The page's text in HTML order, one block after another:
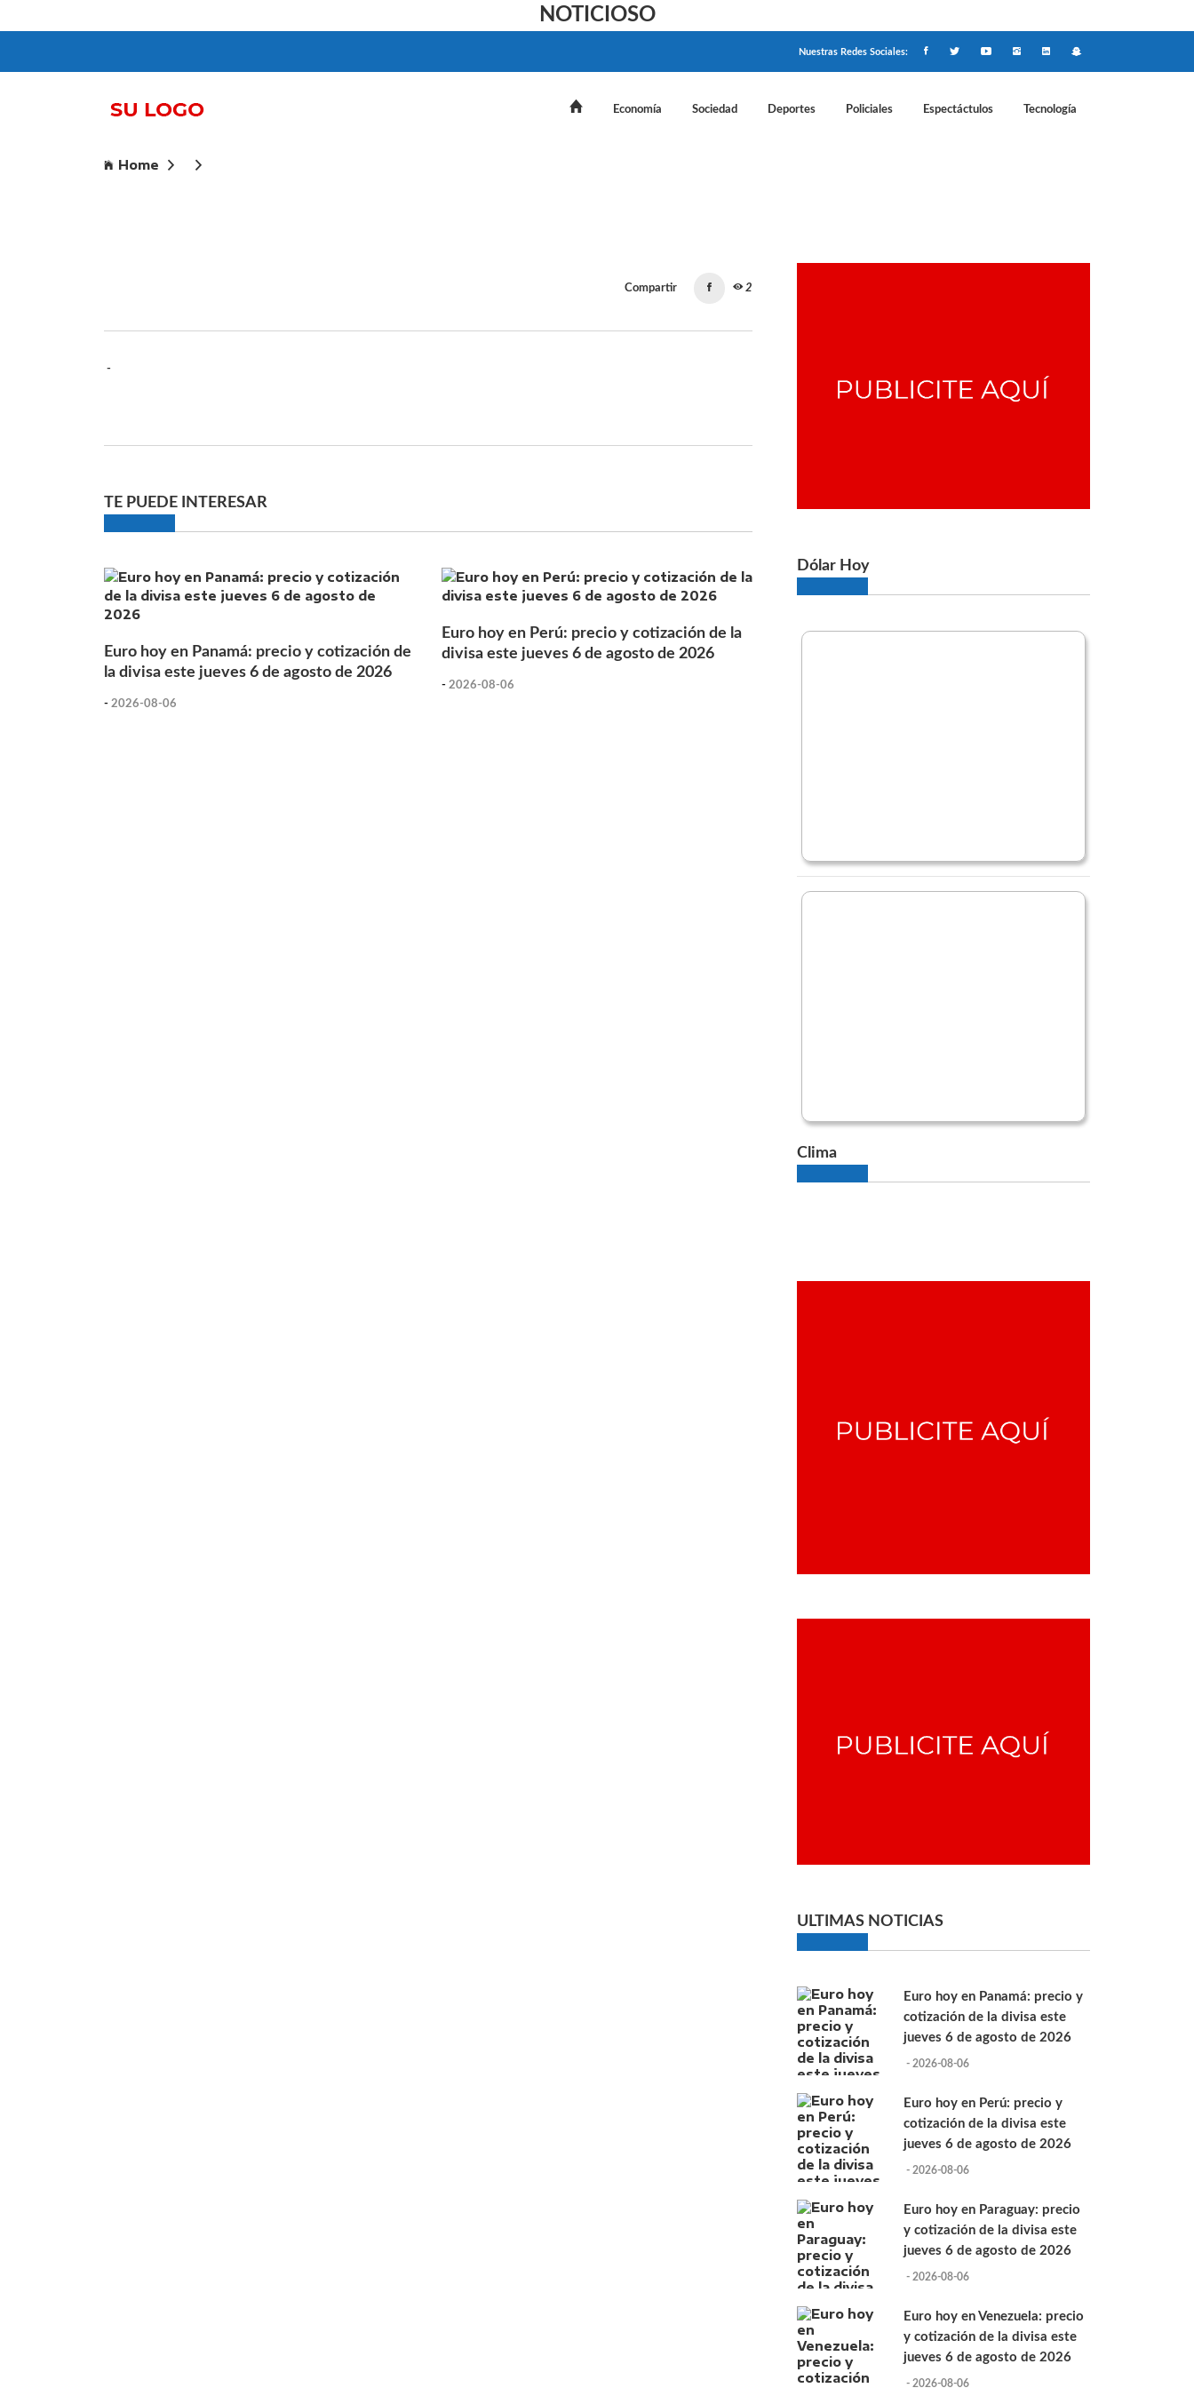
NOTICIOSO
Nuestras Redes Sociales:
Economía Sociedad Deportes Policiales Espectáctulos Tecnología
Home
Compartir 2
-
TE PUEDE INTERESAR
Euro hoy en Panamá: precio y cotización de
la divisa este jueves 6 de agosto de 2026
- 2026-08-06
Euro hoy en Perú: precio y cotización de la
divisa este jueves 6 de agosto de 2026
- 2026-08-06
Dólar Hoy
Clima
ULTIMAS NOTICIAS
Euro hoy en Panamá: precio y
cotización de la divisa este
jueves 6 de agosto de 2026
- 2026-08-06
Euro hoy en Perú: precio y
cotización de la divisa este
jueves 6 de agosto de 2026
- 2026-08-06
Euro hoy en Paraguay: precio
y cotización de la divisa este
jueves 6 de agosto de 2026
- 2026-08-06
Euro hoy en Venezuela: precio
y cotización de la divisa este
jueves 6 de agosto de 2026
- 2026-08-06